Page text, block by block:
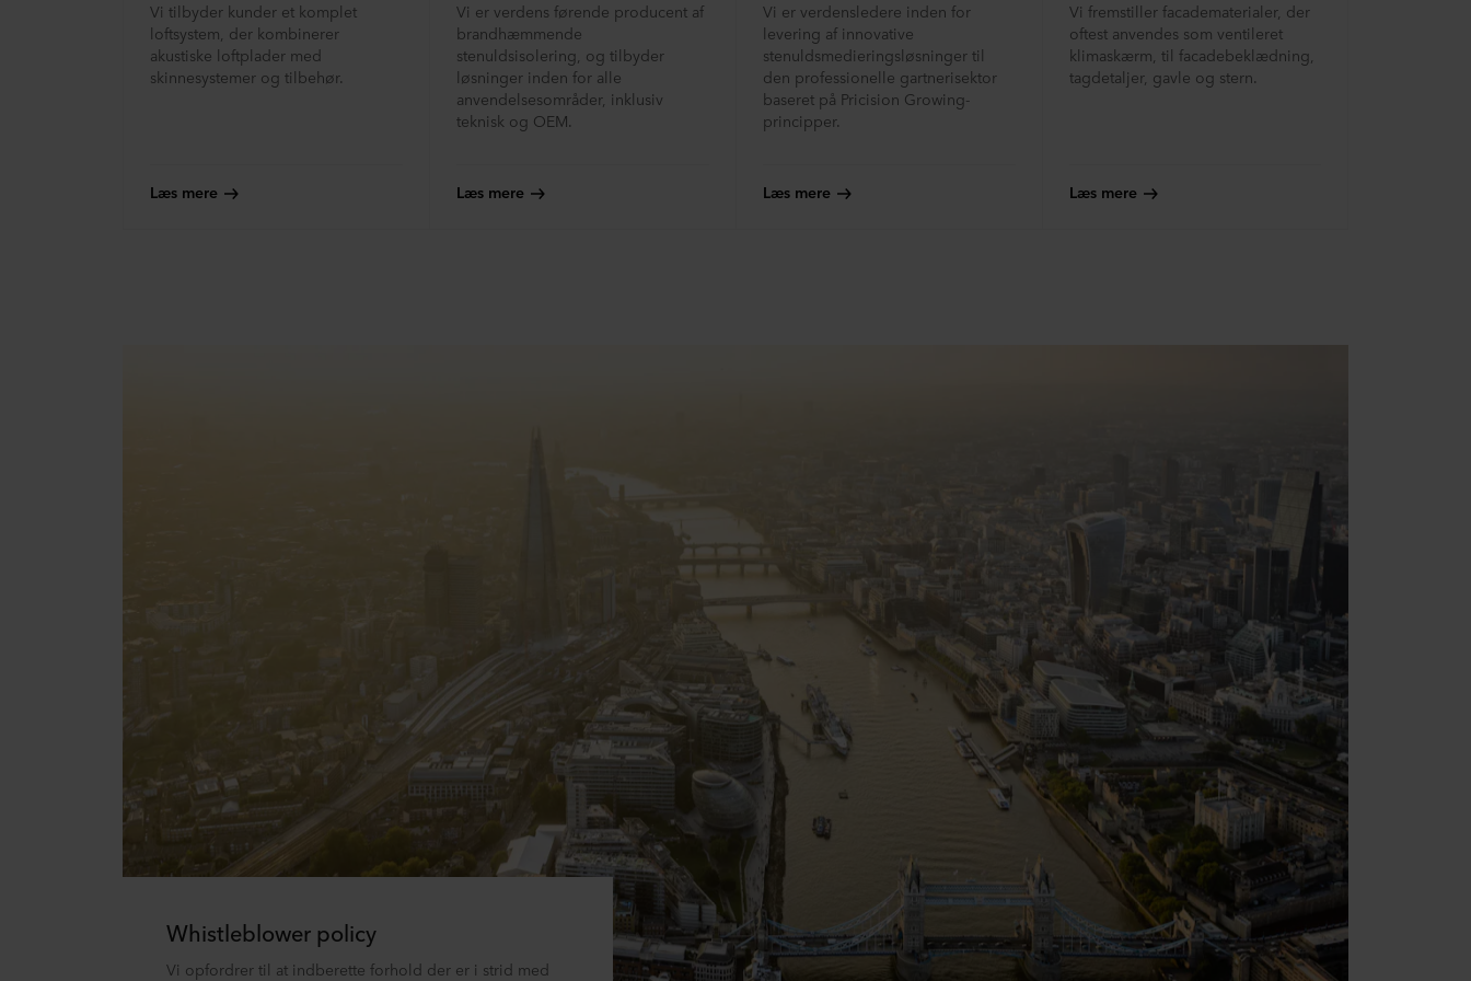
Vi tilbyder kunder et komplet
loftsystem, der kombinerer
akustiske loftplader med
skinnesystemer og tilbehør.
Læs mere
Vi er verdens førende producent af
brandhæmmende
stenuldsisolering, og tilbyder
løsninger inden for alle
anvendelsesområder, inklusiv
teknisk og OEM.
Læs mere
Vi er verdensledere inden for
levering af innovative
stenuldsmedieringsløsninger til
den professionelle gartnerisektor
baseret på Pricision Growing-
principper.
Læs mere
Vi fremstiller facadematerialer, der
oftest anvendes som ventileret
klimaskærm, til facadebeklædning,
tagdetaljer, gavle og stern.
Læs mere
Whistleblower policy
Vi opfordrer til at indberette forhold der er i strid med